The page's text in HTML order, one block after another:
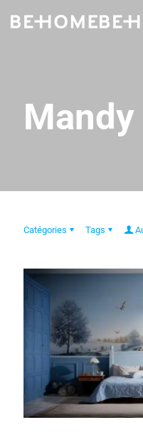
Mandy
Catégories Tags